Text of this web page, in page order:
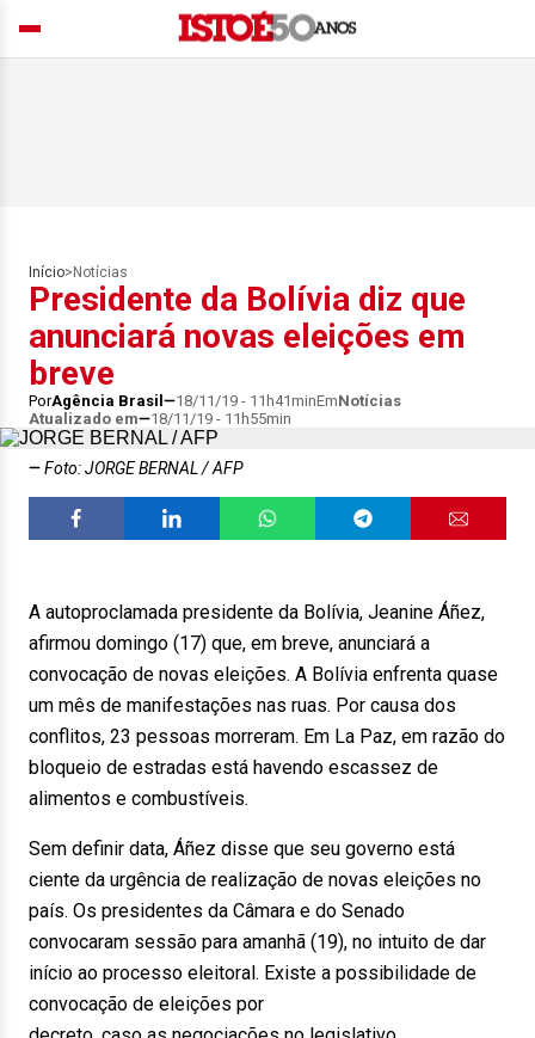
Início> Notícias
Presidente da Bolívia diz que
anunciará novas eleições em
breve
PorAgência Brasil 18/11/19 - 11h41minEmNotícias
Atualizado em
18/11/19 - 11h55min
Foto: JORGE BERNAL / AFP
A autoproclamada presidente da Bolívia, Jeanine Áñez,
afirmou domingo (17) que, em breve, anunciará a
convocação de novas eleições. A Bolívia enfrenta quase
um mês de manifestações nas ruas. Por causa dos
conflitos, 23 pessoas morreram. Em La Paz, em razão do
bloqueio de estradas está havendo escassez de
alimentos e combustíveis.
Sem definir data, Áñez disse que seu governo está
ciente da urgência de realização de novas eleições no
país. Os presidentes da Câmara e do Senado
convocaram sessão para amanhã (19), no intuito de dar
início ao processo eleitoral. Existe a possibilidade de
convocação de eleições por